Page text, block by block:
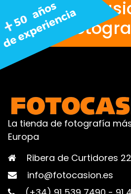
Nos
La tienda de fotografía
Europa
Ribera de Curtidores
info@fotocasion.es